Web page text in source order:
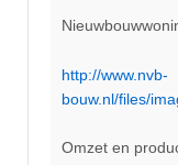
http://www.nvb-
bouw.nl/files/
Omzet en